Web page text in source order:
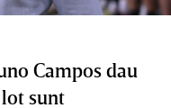
Campos dau
sunt